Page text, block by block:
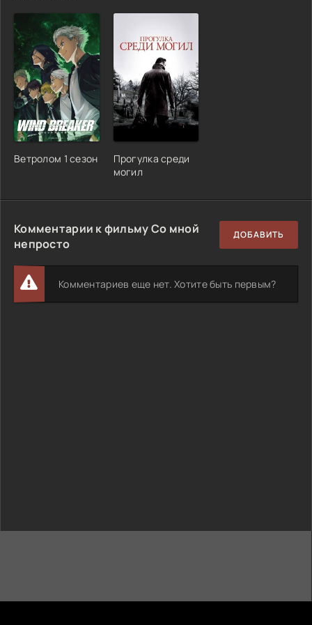
Ветролом 1 сезон
Прогулка среди
могил
Комментарии к фильму Со мной
непросто
ДОБАВИТЬ
Комментариев еще нет. Хотите быть первым?